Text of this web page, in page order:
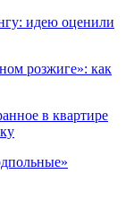
идею оценили
розжиге»: как
в квартире